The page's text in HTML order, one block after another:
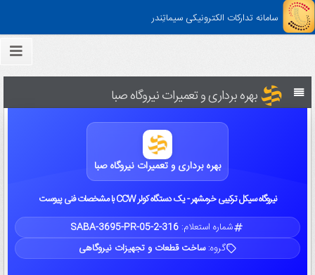
سامانه تدارکات الکترونیکی سیماتِندر
بهره برداری و تعمیرات نیروگاه صبا
بهره برداری و تعمیرات نیروگاه صبا
نیروگاه سیکل ترکیبی خرمشهر - یک دستگاه کولر CCW با مشخصات فنی پیوست
شماره استعلام: SABA-3695-PR-05-2-316
گروه:ساخت قطعات و تجهیزات نیروگاهی